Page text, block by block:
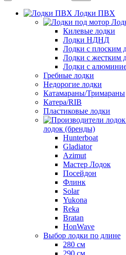
Лодки ПВХ
Килевые лодки
Лодки НДНД
Лодки с плоским
Лодки с жестким
Лодки с
Гребные лодки
Недорогие лодки
Катамараны/Тримараны
Катера/RIB
Пластиковые лодки
лодок (бренды)
Hunterboat
Gladiator
Azimut
Мастер Лодок
Посейдон
Флинк
Solar
Yukona
Reka
Bratan
HonWave
Выбор лодки по длине
280 см
290 см